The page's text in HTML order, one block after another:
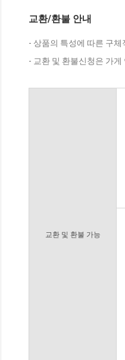
교환/환불 안내
- 상품의 특성에 따른 구
- 교환 및 환불신청은 가
교환 및 환불 가능